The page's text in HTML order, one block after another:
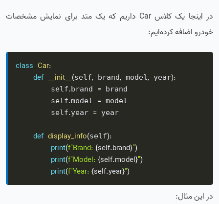
در اینجا یک کلاس Car داریم که یک متد برای نمایش مشخصات
خودرو اضافه کرده‌ایم:
class Car:
def __init__(self, brand, model, year):
        self
.brand = brand
        self
.model = model
        self
.year = year
def display_info(self):
print(f"Brand: {self.brand}")
print(f"Model: {self.model}")
print(f"Year: {self.year}")
در این مثال: